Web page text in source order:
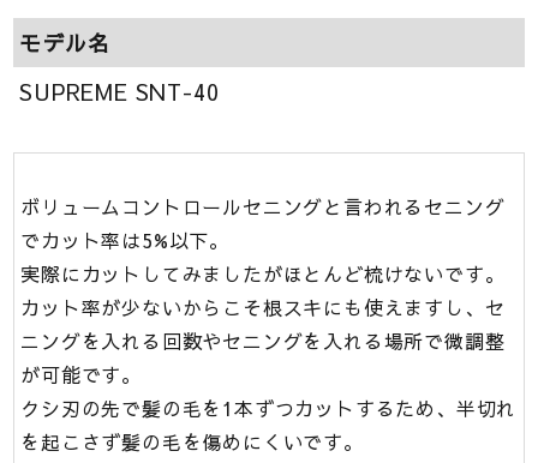
モデル名
SUPREME SNT-40
ボリュームコントロールセニングと言われるセニング
でカット率は5%以下。
実際にカットしてみましたがほとんど梳けないです。
カット率が少ないからこそ根スキにも使えますし、セ
ニングを入れる回数やセニングを入れる場所で微調整
が可能です。
クシ刃の先で髪の毛を1本ずつカットするため、半切れ
を起こさず髪の毛を傷めにくいです。